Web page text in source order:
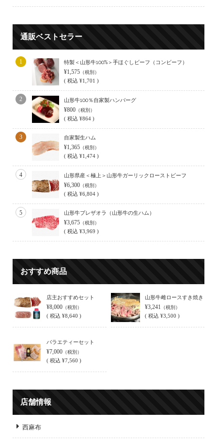
通販ベストセラー
1 特製＜山形牛100%＞手ほぐしビーフ（コンビーフ）
¥1,575 （税別）
( 税込 ¥1,701 )
2 山形牛100％自家製ハンバーグ
¥800 （税別）
( 税込 ¥864 )
3 自家製生ハム
¥1,365 （税別）
( 税込 ¥1,474 )
4 山形県産＜極上＞山形牛ガーリックローストビーフ
¥6,300 （税別）
( 税込 ¥6,804 )
5 山形牛ブレザオラ（山形牛の生ハム）
¥3,675 （税別）
( 税込 ¥3,969 )
おすすめ商品
店主おすすめセット
¥8,000 （税別）
( 税込 ¥8,640 )
山形牛雌ロースすき焼き
¥3,241 （税別）
( 税込 ¥3,500 )
バラエティーセット
¥7,000 （税別）
( 税込 ¥7,560 )
店舗情報
西麻布